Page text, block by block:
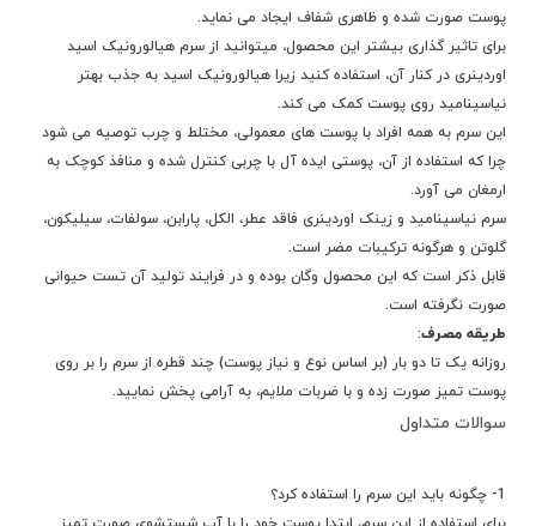
پوست صورت شده و ظاهری شفاف ایجاد می نماید.
برای تاثیر گذاری بیشتر این محصول، میتوانید از سرم هیالورونیک اسید
اوردینری در کنار آن، استفاده کنید زیرا هیالورونیک اسید به جذب بهتر
نیاسینامید روی پوست کمک می کند.
این سرم به همه افراد با پوست های معمولی، مختلط و چرب توصیه می شود
چرا که استفاده از آن، پوستی ایده آل با چربی کنترل شده و منافذ کوچک به
ارمغان می آورد.
سرم نیاسینامید و زینک اوردینری فاقد عطر، الکل، پارابن، سولفات، سیلیکون،
گلوتن و هرگونه ترکیبات مضر است.
قابل ذکر است که این محصول وگان بوده و در فرایند تولید آن تست حیوانی
صورت نگرفته است.
طریقه مصرف:
روزانه یک تا دو بار (بر اساس نوع و نیاز پوست) چند قطره از سرم را بر روی
پوست تمیز صورت زده و با ضربات ملایم، به آرامی پخش نمایید.
سوالات متداول
1- چگونه باید این سرم را استفاده کرد؟